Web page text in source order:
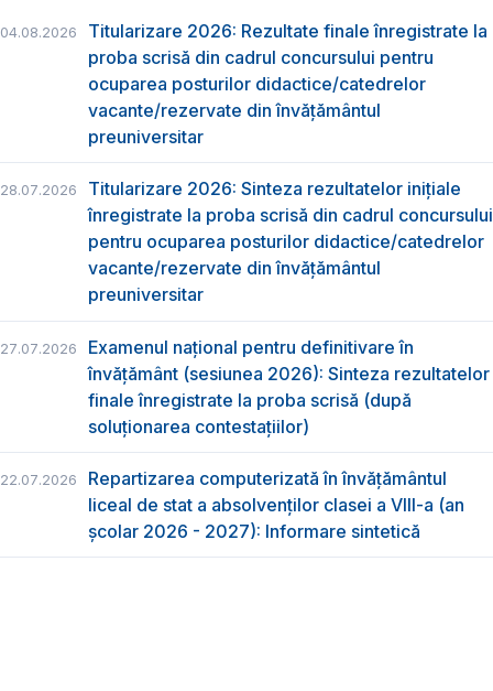
04.08.2026
Titularizare 2026: Rezultate finale înregistrate la
proba scrisă din cadrul concursului pentru
ocuparea posturilor didactice/catedrelor
vacante/rezervate din învăţământul
preuniversitar
28.07.2026
Titularizare 2026: Sinteza rezultatelor inițiale
înregistrate la proba scrisă din cadrul concursului
pentru ocuparea posturilor didactice/catedrelor
vacante/rezervate din învăţământul
preuniversitar
27.07.2026
Examenul național pentru definitivare în
învățământ (sesiunea 2026): Sinteza rezultatelor
finale înregistrate la proba scrisă (după
soluționarea contestațiilor)
22.07.2026
Repartizarea computerizată în învăţământul
liceal de stat a absolvenţilor clasei a VIII-a (an
școlar 2026 - 2027): Informare sintetică